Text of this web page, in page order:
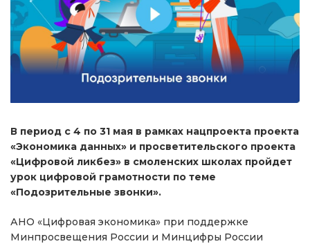
В период с 4 по 31 мая в рамках нацпроекта проекта
«Экономика данных» и просветительского проекта
«Цифровой ликбез» в смоленских школах пройдет
урок цифровой грамотности по теме
«Подозрительные звонки».
АНО «Цифровая экономика» при поддержке
Минпросвещения России и Минцифры России